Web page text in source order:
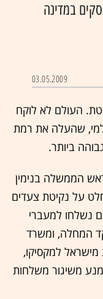
במדינה
03.05.2009
העולם לא לוקח
שהעלה את רמת
הממשלה בנימין
על נקיטת צעדים
נשלחו למעברי
המחלה, ומשרד
למקסיקו,
משיגור משלחות